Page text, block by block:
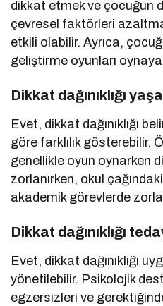
dikkat etmek ve çocuğun
çevresel faktörleri
etkili olabilir. Ayrıca,
geliştirme oyunları
Dikkat dağınıklığı
Evet, dikkat dağınıklığı
göre farklılık gösterebilir.
genellikle oyun oynarken
zorlanırken, okul
akademik görevlerde
Dikkat dağınıklığı
Evet, dikkat dağınıklığı
yönetilebilir. Psikolojik
egzersizleri ve